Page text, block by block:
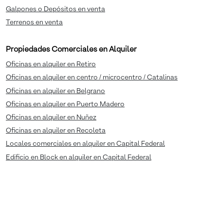
Galpones o Depósitos en venta
Terrenos en venta
Propiedades Comerciales en Alquiler
Oficinas en alquiler en Retiro
Oficinas en alquiler en centro / microcentro / Catalinas
Oficinas en alquiler en Belgrano
Oficinas en alquiler en Puerto Madero
Oficinas en alquiler en Nuñez
Oficinas en alquiler en Recoleta
Locales comerciales en alquiler en Capital Federal
Edificio en Block en alquiler en Capital Federal